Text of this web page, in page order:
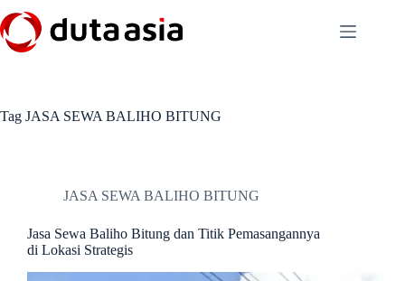
to
content
Tag JASA SEWA BALIHO BITUNG
JASA SEWA BALIHO BITUNG
Jasa Sewa Baliho Bitung dan Titik Pemasangannya
di Lokasi Strategis